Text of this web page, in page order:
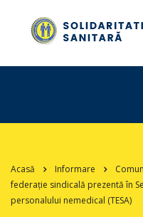
Acasă Informare
federație sindicală prezentă în
personalului nemedical (TESA)